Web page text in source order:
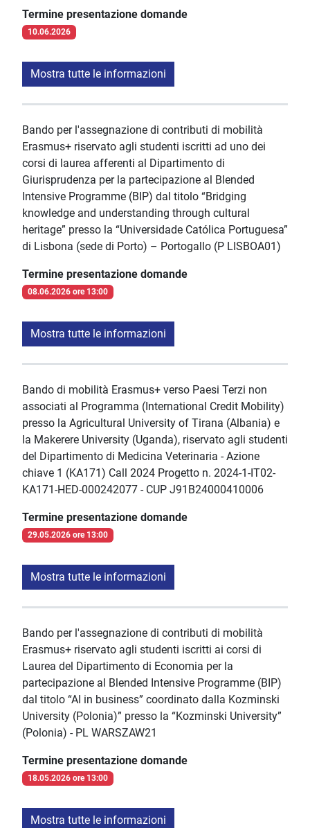
Termine presentazione domande
10.06.2026
Mostra tutte le informazioni
Bando per l'assegnazione di contributi di mobilità
Erasmus+ riservato agli studenti iscritti ad uno dei
corsi di laurea afferenti al Dipartimento di
Giurisprudenza per la partecipazione al Blended
Intensive Programme (BIP) dal titolo “Bridging
knowledge and understanding through cultural
heritage” presso la “Universidade Católica Portuguesa”
di Lisbona (sede di Porto) – Portogallo (P LISBOA01)
Termine presentazione domande
08.06.2026 ore 13:00
Mostra tutte le informazioni
Bando di mobilità Erasmus+ verso Paesi Terzi non
associati al Programma (International Credit Mobility)
presso la Agricultural University of Tirana (Albania) e
la Makerere University (Uganda), riservato agli studenti
del Dipartimento di Medicina Veterinaria - Azione
chiave 1 (KA171) Call 2024 Progetto n. 2024-1-IT02-
KA171-HED-000242077 - CUP J91B24000410006
Termine presentazione domande
29.05.2026 ore 13:00
Mostra tutte le informazioni
Bando per l'assegnazione di contributi di mobilità
Erasmus+ riservato agli studenti iscritti ai corsi di
Laurea del Dipartimento di Economia per la
partecipazione al Blended Intensive Programme (BIP)
dal titolo “AI in business” coordinato dalla Kozminski
University (Polonia)” presso la “Kozminski University”
(Polonia) - PL WARSZAW21
Termine presentazione domande
18.05.2026 ore 13:00
Mostra tutte le informazioni